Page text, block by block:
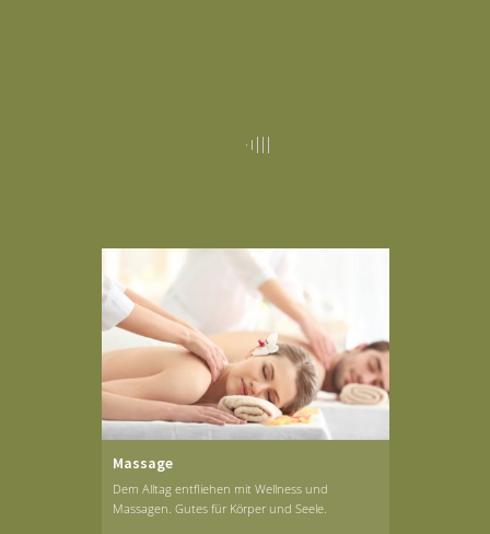
Massage
Dem Alltag entfliehen mit Wellness und
Massagen. Gutes für Körper und Seele.